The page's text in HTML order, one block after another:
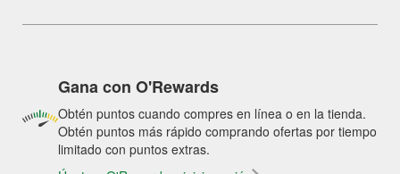
Gana con O'Rewards
Obtén puntos cuando compres en línea o en la tienda.
Obtén puntos más rápido comprando ofertas por tiempo
limitado con puntos extras.